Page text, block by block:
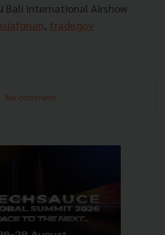
Bali International Airshow
trade.gov
No comment